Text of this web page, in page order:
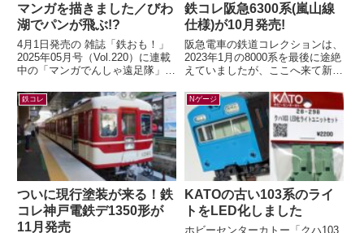
マンガを描きました／びわ
湖でパンが飛ぶ!?
4月1日発売の 雑誌「鉄おも！」
2025年05月号（Vol.220）に連載
中の「マンガでんしゃ遠足隊」最
湖のしっぽでパンが飛んだ！...
鉄コレ阪急6300系(嵐山線
仕様)が10月発売!
阪急電車の鉄道コレクションは、
2023年1月の8000系を最後に途絶
えていましたが、ここへ来て新製
さよなら阪急6300系（嵐山線
仕...
鉄コレ
ついに現行塗装が来る！鉄
コレ神戸電鉄デ1350形が
11月発売
Nゲージ
KATOの古い103系のライ
トをLED化しました
ホビーセンターカトー「クハ103